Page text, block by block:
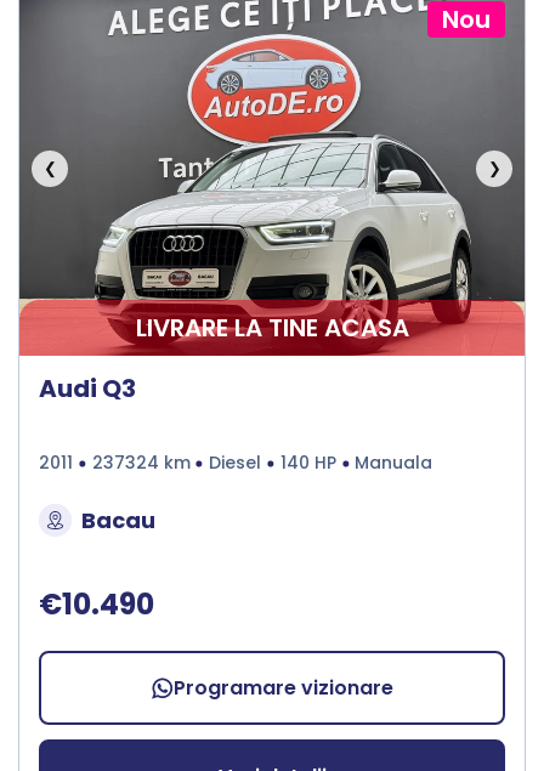
Nou
❮ ❯
LIVRARE LA TINE ACASA
Audi Q3
2011 237324 km Diesel 140 HP Manuala
Bacau
€10.490
Programare vizionare